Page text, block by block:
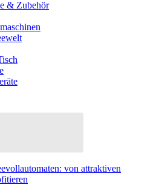
& Zubehör
von attraktiven